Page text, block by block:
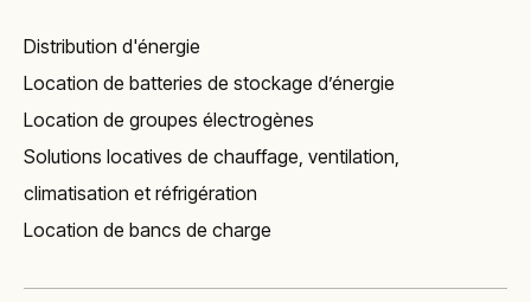
Distribution d'énergie
Location de batteries de stockage d’énergie
Location de groupes électrogènes
Solutions locatives de chauffage, ventilation,
climatisation et réfrigération
Location de bancs de charge